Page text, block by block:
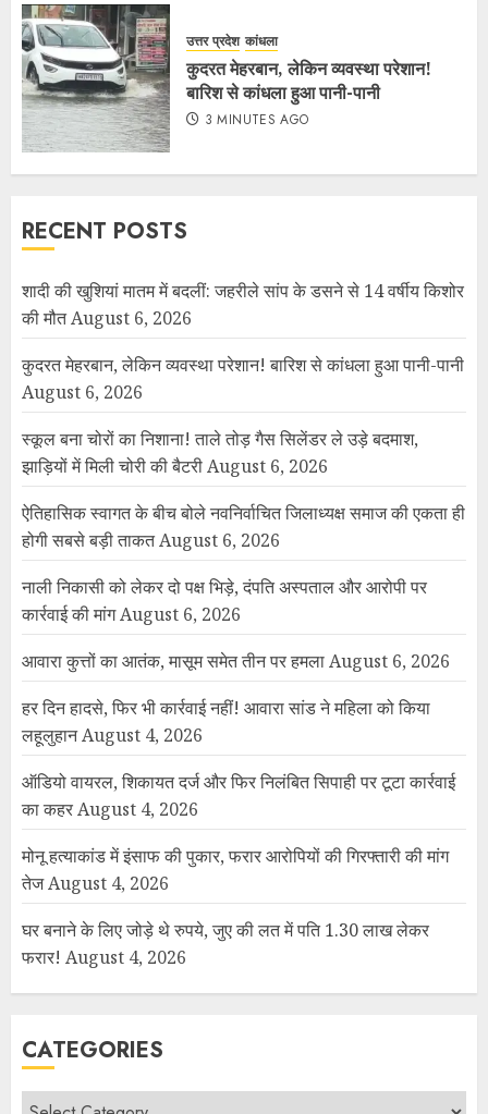
उत्तर प्रदेश कांधला
कुदरत मेहरबान, लेकिन व्यवस्था परेशान!
बारिश से कांधला हुआ पानी-पानी
3 MINUTES AGO
RECENT POSTS
शादी की खुशियां मातम में बदलीं: जहरीले सांप के डसने से 14 वर्षीय किशोर
की मौतAugust 6, 2026
कुदरत मेहरबान, लेकिन व्यवस्था परेशान! बारिश से कांधला हुआ पानी-पानी
August 6, 2026
स्कूल बना चोरों का निशाना! ताले तोड़ गैस सिलेंडर ले उड़े बदमाश,
झाड़ियों में मिली चोरी की बैटरीAugust 6, 2026
ऐतिहासिक स्वागत के बीच बोले नवनिर्वाचित जिलाध्यक्ष समाज की एकता ही
होगी सबसे बड़ी ताकतAugust 6, 2026
नाली निकासी को लेकर दो पक्ष भिड़े, दंपति अस्पताल और आरोपी पर
कार्रवाई की मांगAugust 6, 2026
आवारा कुत्तों का आतंक, मासूम समेत तीन पर हमलाAugust 6, 2026
हर दिन हादसे, फिर भी कार्रवाई नहीं! आवारा सांड ने महिला को किया
लहूलुहानAugust 4, 2026
ऑडियो वायरल, शिकायत दर्ज और फिर निलंबित सिपाही पर टूटा कार्रवाई
का कहरAugust 4, 2026
मोनू हत्याकांड में इंसाफ की पुकार, फरार आरोपियों की गिरफ्तारी की मांग
तेजAugust 4, 2026
घर बनाने के लिए जोड़े थे रुपये, जुए की लत में पति 1.30 लाख लेकर
फरार! August 4, 2026
CATEGORIES